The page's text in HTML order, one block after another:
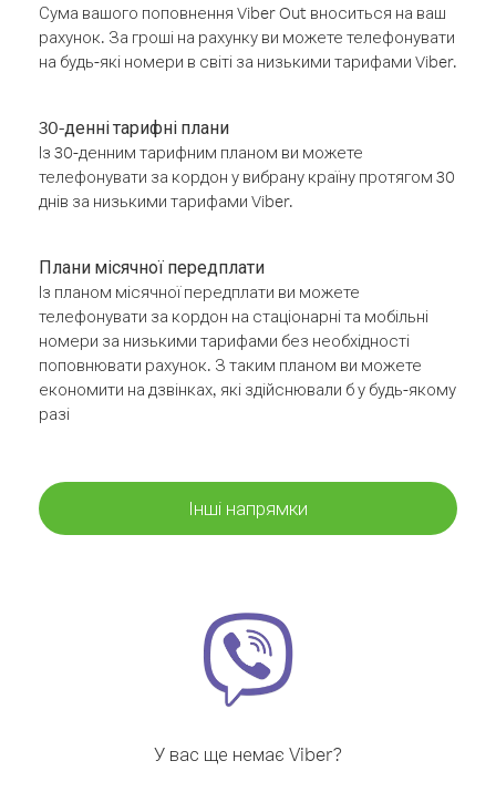
Сума вашого поповнення Viber Out вноситься на ваш
рахунок. За гроші на рахунку ви можете телефонувати
на будь-які номери в світі за низькими тарифами Viber.
30-денні тарифні плани
Із 30-денним тарифним планом ви можете
телефонувати за кордон у вибрану країну протягом 30
днів за низькими тарифами Viber.
Плани місячної передплати
Із планом місячної передплати ви можете
телефонувати за кордон на стаціонарні та мобільні
номери за низькими тарифами без необхідності
поповнювати рахунок. З таким планом ви можете
економити на дзвінках, які здійснювали б у будь-якому
разі
Інші напрямки
У вас ще немає Viber?